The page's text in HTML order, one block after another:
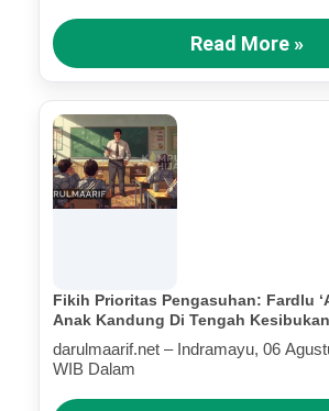
Read More »
Fikih Prioritas Pengasuhan: Fardlu
Anak Kandung Di Tengah
darulmaarif.net – Indramayu, 06
WIB Dalam